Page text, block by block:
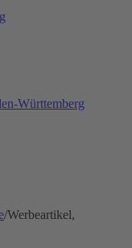
Württemberg
/Werbeartikel,